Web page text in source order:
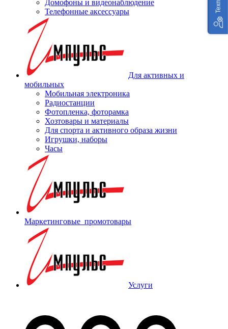
Домофоны и видеонаблюдение
Телефонные аксессуары
Для активных и
мобильных
Мобильная электроника
Радиостанции
Фотопленка, фоторамка
Хозтовары и материалы
Для спорта и активного образа жизни
Игрушки, наборы
Часы
Маркетинговые_промотовары
Услуги